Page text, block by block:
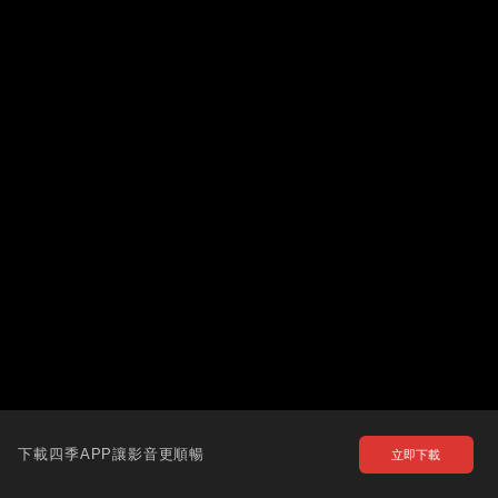
下載四季APP讓影音更順暢 立即下載